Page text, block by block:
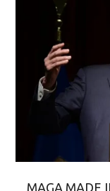
MAGA MADE